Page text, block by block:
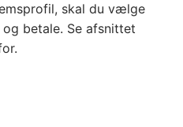
skal du vælge
betale. Se afsnittet